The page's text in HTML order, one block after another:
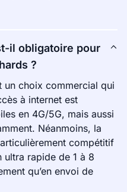
il obligatoire pour
?
un choix commercial qui
à internet est
en 4G/5G, mais aussi
Néanmoins, la
compétitif
ultra rapide de 1 à 8
qu’en envoi de